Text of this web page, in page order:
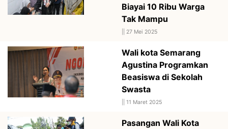
Biayai 10 Ribu Warga
Tak Mampu
27 Mei 2025
Wali kota Semarang
Agustina Programkan
Beasiswa di Sekolah
Swasta
11 Maret 2025
Pasangan Wali Kota